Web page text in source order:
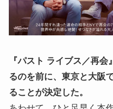
『パスト ライブス／再
るのを前に、 東京と大阪
ることが決定した。